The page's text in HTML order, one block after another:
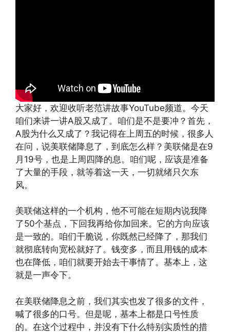
大家好，欢迎收听老范讲故事YouTube频道。今天
咱们来讲一讲A股又成了。咱们是不是要冲？首先，
A股为什么又成了？我记得在上周五的时候，很多人
在问，说美联储降息了，到底怎么样？美联储是在9
月19号，也是上周四降的息。咱们呢，应该是准备
了大量的手段，就等着这一天，一切就绪只欠东
风。
美联储这样的一个机构，他不可能在短期内说我降
了50个基点，下回我再给你加回来。它的方向应该
是一致的。咱们干脆说，你既然已经降了，那我们
就彻底转向宽松就好了。钱变多，而且用钱的成本
也在降低，咱们就要开始去干事情了。基本上，这
就是一声令下。
在美联储降息之前，我们其实也发了很多的文件，
喊了很多的口号。但是呢，基本上都是口号性质
的。在这个过程中，并没有下什么特别实质性的措